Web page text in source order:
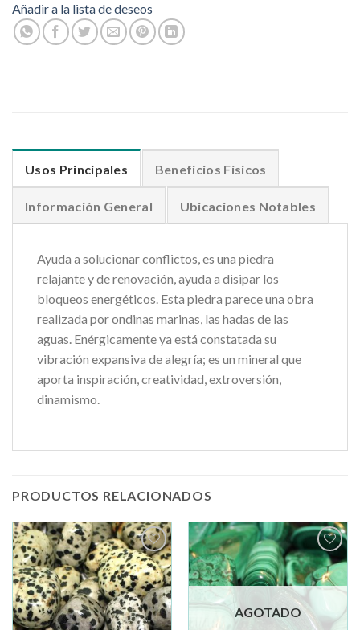
Añadir a la lista de deseos
Usos Principales Beneficios Físicos
Información General Ubicaciones Notables
Ayuda a solucionar conflictos, es una piedra
relajante y de renovación, ayuda a disipar los
bloqueos energéticos. Esta piedra parece una obra
realizada por ondinas marinas, las hadas de las
aguas. Enérgicamente ya está constatada su
vibración expansiva de alegría; es un mineral que
aporta inspiración, creatividad, extroversión,
dinamismo.
PRODUCTOS RELACIONADOS
Añadir
a la
lista de
deseos
Añadir
a la
lista de
AGOTADO